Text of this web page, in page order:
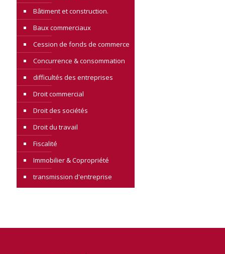
Bâtiment et construction.
Baux commerciaux
Cession de fonds de commerce
Concurrence & consommation
difficultés des entreprises
Droit commercial
Droit des sociétés
Droit du travail
Fiscalité
Immobilier & Copropriété
transmission d'entreprise